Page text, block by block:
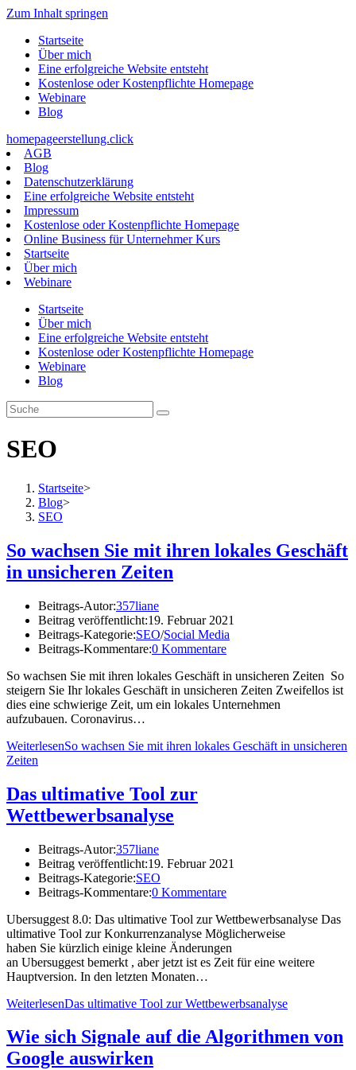
Zum Inhalt springen
Startseite
Über mich
Eine erfolgreiche Website entsteht
Kostenlose oder Kostenpflichte Homepage
Webinare
Blog
homepageerstellung.click
AGB
Blog
Datenschutzerklärung
Eine erfolgreiche Website entsteht
Impressum
Kostenlose oder Kostenpflichte Homepage
Online Business für Unternehmer Kurs
Startseite
Über mich
Webinare
Startseite
Über mich
Eine erfolgreiche Website entsteht
Kostenlose oder Kostenpflichte Homepage
Webinare
Blog
SEO
Startseite>
Blog>
SEO
So wachsen Sie mit ihren lokales Geschäft
in unsicheren Zeiten
Beitrags-Autor:357liane
Beitrag veröffentlicht:19. Februar 2021
Beitrags-Kategorie:SEO/Social Media
Beitrags-Kommentare:0 Kommentare
So wachsen Sie mit ihren lokales Geschäft in unsicheren Zeiten So
steigern Sie Ihr lokales Geschäft in unsicheren Zeiten Zweifellos ist
dies eine schwierige Zeit, um ein lokales Unternehmen
aufzubauen. Coronavirus…
WeiterlesenSo wachsen Sie mit ihren lokales Geschäft in unsicheren
Zeiten
Das ultimative Tool zur
Wettbewerbsanalyse
Beitrags-Autor:357liane
Beitrag veröffentlicht:19. Februar 2021
Beitrags-Kategorie:SEO
Beitrags-Kommentare:0 Kommentare
Ubersuggest 8.0: Das ultimative Tool zur Wettbewerbsanalyse Das
ultimative Tool zur Konkurrenzanalyse Möglicherweise
haben Sie kürzlich einige kleine Änderungen
an Ubersuggest bemerkt , aber jetzt ist es Zeit für eine weitere
Hauptversion. In den letzten Monaten…
WeiterlesenDas ultimative Tool zur Wettbewerbsanalyse
Wie sich Signale auf die Algorithmen von
Google auswirken